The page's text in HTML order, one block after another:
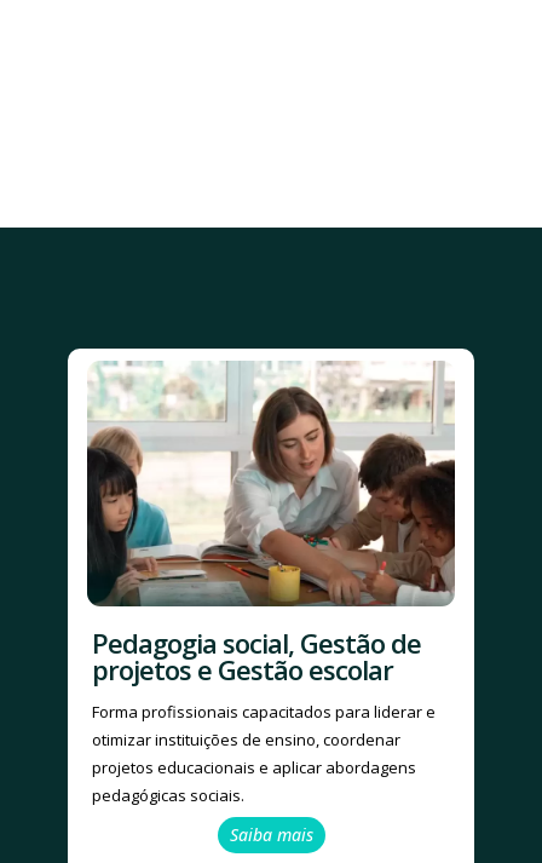
Pedagogia social, Gestão de
projetos e Gestão escolar
Forma profissionais capacitados para liderar e
otimizar instituições de ensino, coordenar
projetos educacionais e aplicar abordagens
pedagógicas sociais.
Saiba mais